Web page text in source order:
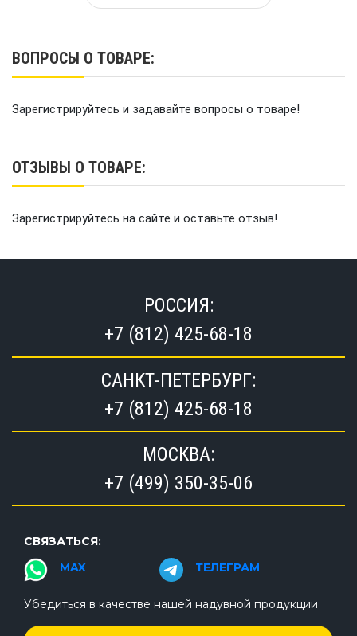
ВОПРОСЫ О ТОВАРЕ:
Зарегистрируйтесь и задавайте вопросы о товаре!
ОТЗЫВЫ О ТОВАРЕ:
Зарегистрируйтесь на сайте и оставьте отзыв!
РОССИЯ:
+7 (812) 425-68-18
САНКТ-ПЕТЕРБУРГ:
+7 (812) 425-68-18
МОСКВА:
+7 (499) 350-35-06
СВЯЗАТЬСЯ:
MAX
ТЕЛЕГРАМ
Убедиться в качестве нашей надувной продукции